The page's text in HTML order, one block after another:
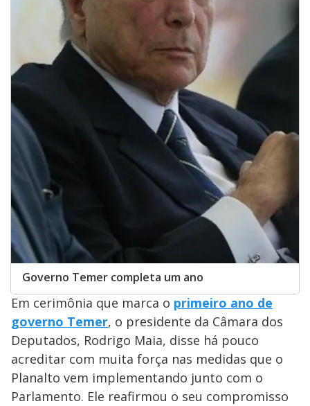
Governo Temer completa um ano
Em cerimônia que marca o primeiro ano de
governo Temer, o presidente da Câmara dos
Deputados, Rodrigo Maia, disse há pouco
acreditar com muita força nas medidas que o
Planalto vem implementando junto com o
Parlamento. Ele reafirmou o seu compromisso